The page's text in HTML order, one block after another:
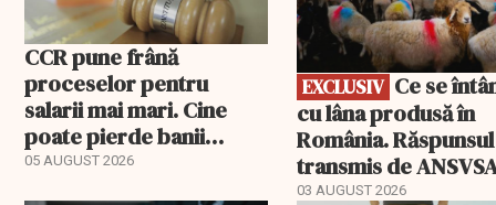
CCR pune frână
proceselor pentru
salarii mai mari. Cine
poate pierde banii
ceruți statului
05 AUGUST 2026
EXCLUSIV
cu lâna produsă în
România. Răspunsul
transmis de
03 AUGUST 2026